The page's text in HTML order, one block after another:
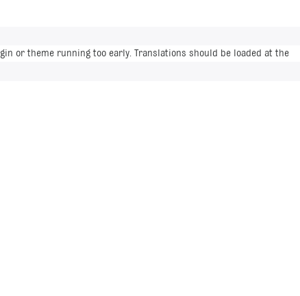
or theme running too early. Translations should be loaded at the